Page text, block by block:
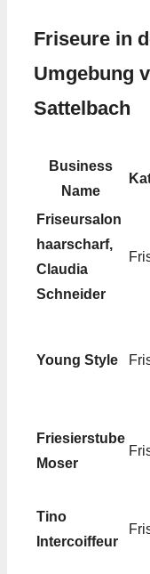
Friseure in
Umgebung
Sattelbach
Business
Name
Friseursalon
haarscharf,
Claudia
Schneider
Young Style
Friesierstube
Moser
Tino
Intercoiffeur